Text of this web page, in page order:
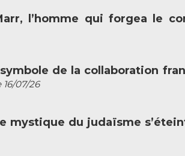
l’homme qui forgea le
de la collaboration
07/26
mystique du judaïsme